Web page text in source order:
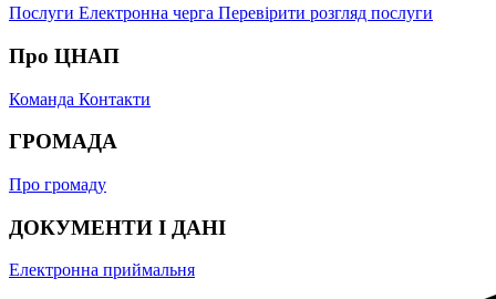
Послуги Електронна черга Перевірити розгляд послуги
Про ЦНАП
Команда Контакти
ГРОМАДА
Про громаду
ДОКУМЕНТИ І ДАНІ
Електронна приймальня